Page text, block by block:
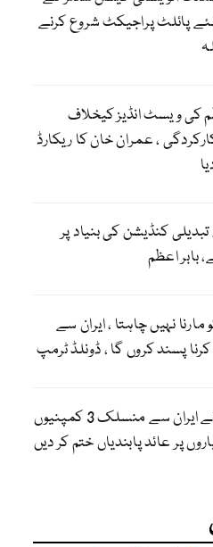
پائلٹ پراجیکٹ شروع کرنے
کی ویسٹ انڈیز کیخلاف
، عمران خان کا ریکارڈ
کنڈیشن کی بنیاد پر
بابر اعظم
مارنا نہیں چاہتا ، ایران سے
پسند کروں گا ، ڈونلڈ ٹرمپ
امریکا نے ایران سے منسلک 3 کمپنیوں